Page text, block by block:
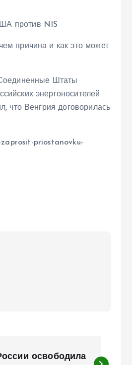
причина и как это может
Штаты
энергоносителей
что Венгрия договорилась
priostanovku-
освободила